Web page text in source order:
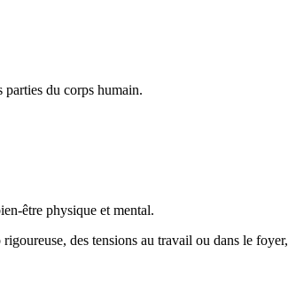
parties du corps humain.
être physique et mental.
des tensions au travail ou dans le